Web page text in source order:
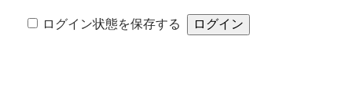
ログイン状態を保存する